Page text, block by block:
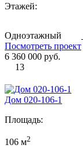
Этажей:
Одноэтажный
Посмотреть проект
6 360 000 руб.
13
Дом 020-106-1
Площадь:
106 м2